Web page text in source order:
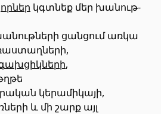
(1)
սալ
թերթեր(5)
կգտնեք մեր խանութ-
ցանցում առկա
,
կերամիկայի,
և մի շարք այլ